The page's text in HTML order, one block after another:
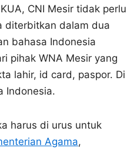
CNI Mesir tidak perlu
diterbitkan dalam dua
bahasa Indonesia
pihak WNA Mesir yang
lahir, id card, paspor. Di
Indonesia.
harus di urus untuk
Agama,